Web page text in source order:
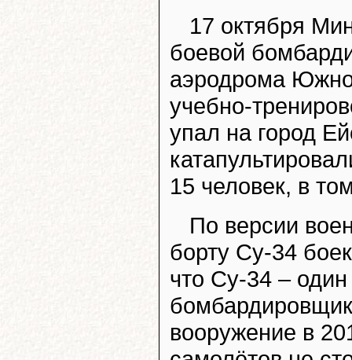
17 октября
боевой
аэродрома
учебно-
упал на город
15 человек, в
По версии
борту Су-34
что Су-34 –
вооружение в